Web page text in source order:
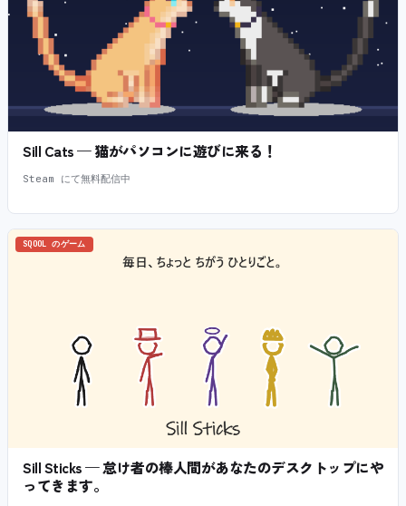
Sill Cats — 猫がパソコンに遊びに来る！
Steam にて無料配信中
SQOOL のゲーム
Sill Sticks — 怠け者の棒人間があなたのデスクトップにや
ってきます。